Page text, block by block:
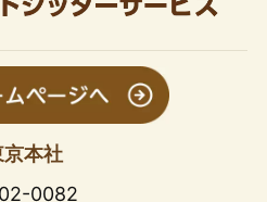
京本社
0082